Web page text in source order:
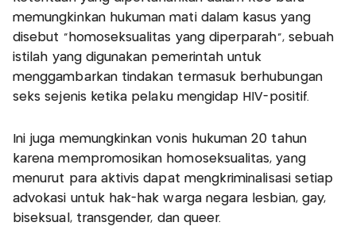
memungkinkan hukuman mati dalam kasus yang
disebut "homoseksualitas yang diperparah", sebuah
istilah yang digunakan pemerintah untuk
menggambarkan tindakan termasuk berhubungan
seks sejenis ketika pelaku mengidap HIV-positif.
Ini juga memungkinkan vonis hukuman 20 tahun
karena mempromosikan homoseksualitas, yang
menurut para aktivis dapat mengkriminalisasi setiap
advokasi untuk hak-hak warga negara lesbian, gay,
biseksual, transgender, dan queer.